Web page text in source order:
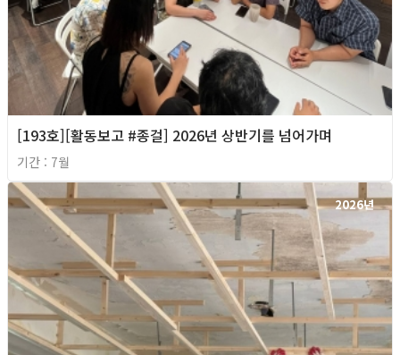
[193호][활동보고 #종걸] 2026년 상반기를 넘어가며
기간 : 7월
2026년